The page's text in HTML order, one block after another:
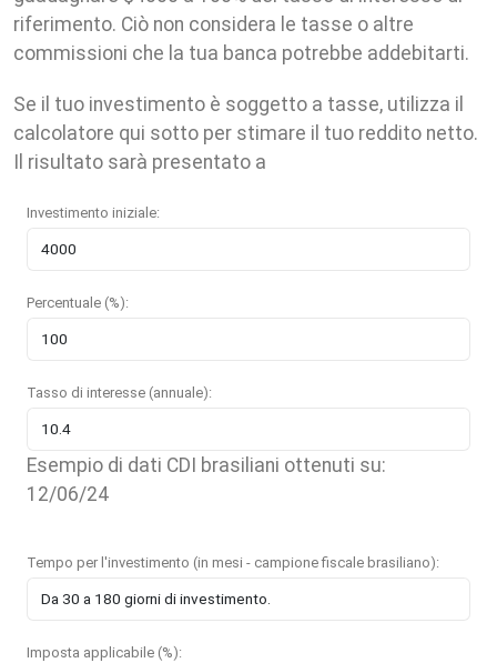
riferimento. Ciò non considera le tasse o altre
commissioni che la tua banca potrebbe addebitarti.
Se il tuo investimento è soggetto a tasse, utilizza il
calcolatore qui sotto per stimare il tuo reddito netto.
Il risultato sarà presentato a
Investimento iniziale:
Percentuale (%):
Tasso di interesse (annuale):
Esempio di dati CDI brasiliani ottenuti su:
12/06/24
Tempo per l'investimento (in mesi - campione fiscale brasiliano):
Imposta applicabile (%):